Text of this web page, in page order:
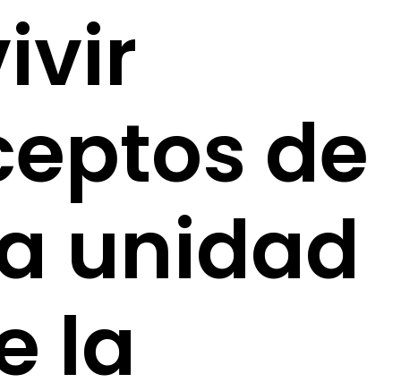
de
unidad
la